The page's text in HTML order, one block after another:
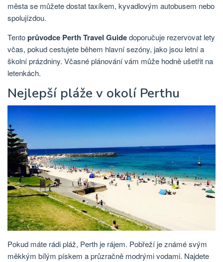
města se můžete dostat taxíkem, kyvadlovým autobusem nebo
spolujízdou.
Tentoprůvodce Perth Travel Guidedoporučuje rezervovat lety
včas, pokud cestujete během hlavní sezóny, jako jsou letní a
školní prázdniny. Včasné plánování vám může hodně ušetřit na
letenkách.
Nejlepší pláže v okolí Perthu
Pokud máte rádi pláž, Perth je rájem. Pobřeží je známé svým
měkkým bílým pískem a průzračně modrými vodami. Najdete